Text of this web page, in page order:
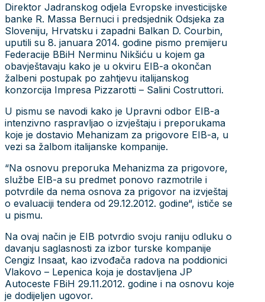
Direktor Jadranskog odjela Evropske investicijske
banke R. Massa Bernuci i predsjednik Odsjeka za
Sloveniju, Hrvatsku i zapadni Balkan D. Courbin,
uputili su 8. januara 2014. godine pismo premijeru
Federacije BBiH Nerminu Nikšiću u kojem ga
obavještavaju kako je u okviru EIB-a okončan
žalbeni postupak po zahtjevu italijanskog
konzorcija Impresa Pizzarotti – Salini Costruttori.
U pismu se navodi kako je Upravni odbor EIB-a
intenzivno raspravljao o izvještaju i preporukama
koje je dostavio Mehanizam za prigovore EIB-a, u
vezi sa žalbom italijanske kompanije.
“Na osnovu preporuka Mehanizma za prigovore,
službe EIB-a su predmet ponovo razmotrile i
potvrdile da nema osnova za prigovor na izvještaj
o evaluaciji tendera od 29.12.2012. godine“, ističe se
u pismu.
Na ovaj način je EIB potvrdio svoju raniju odluku o
davanju saglasnosti za izbor turske kompanije
Cengiz Insaat, kao izvođača radova na poddionici
Vlakovo – Lepenica koja je dostavljena JP
Autoceste FBiH 29.11.2012. godine i na osnovu koje
je dodijeljen ugovor.